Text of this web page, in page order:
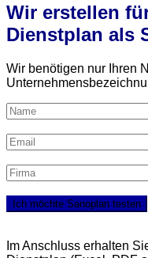
Wir erstellen
Dienstplan als
Wir benötigen nur Ihren
Ich möchte Sanoplan testen
Im Anschluss erhalten